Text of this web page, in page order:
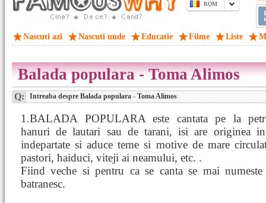
ROM
Nascuti azi Nascuti unde Educatie Filme Liste
Balada populara - Toma Alimos
Q: Intreaba despre Balada populara - Toma Alimos
1.BALADA POPULARA este cantata pe la
hanuri de lautari sau de tarani, isi are originea
indepartate si aduce teme si motive de mare
pastori, haiduci, viteji ai neamului, etc. .
Fiind veche si pentru ca se canta se mai numeste
batranesc.